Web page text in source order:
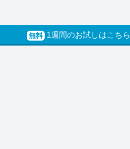
無料 1週間のお試しはこちら